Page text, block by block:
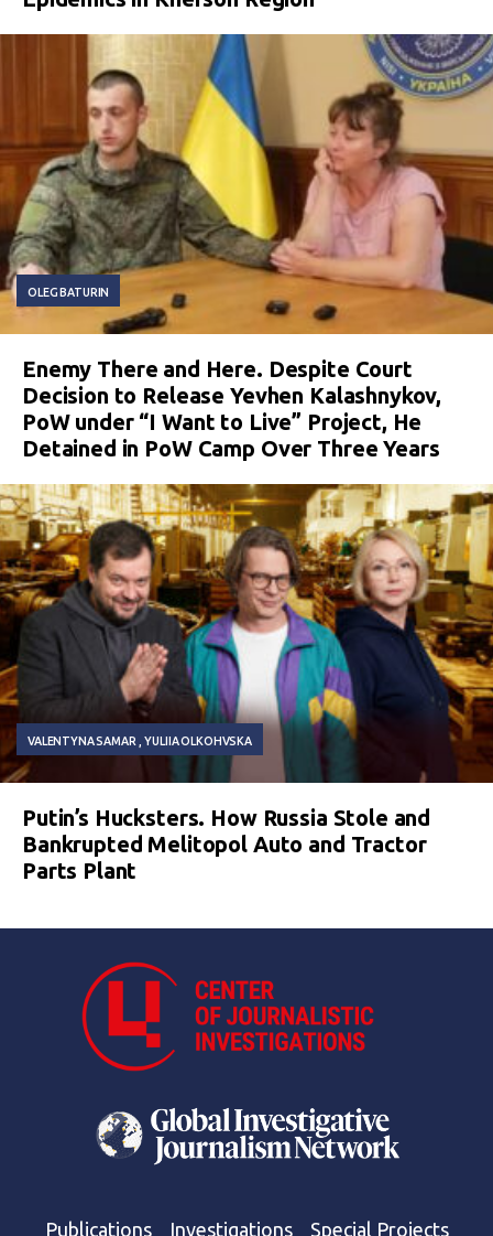
OLEG BATURIN
Enemy There and Here. Despite Court
Decision to Release Yevhen Kalashnykov,
PoW under “I Want to Live” Project, He
Detained in PoW Camp Over Three Years
VALENTYNA SAMAR YULIIA OLKOHVSKA
Putin’s Hucksters. How Russia Stole and
Bankrupted Melitopol Auto and Tractor
Parts Plant
Publications Investigations Special Projects